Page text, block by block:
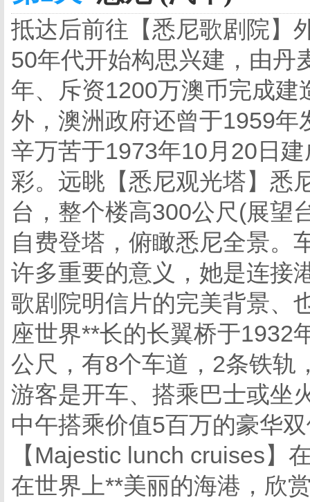
抵达后前往【悉尼歌剧院】
50年代开始构思兴建，由丹
年、斥资1200万澳币完成
外，澳洲政府还曾于1959
辛万苦于1973年10月20日
彩。远眺【悉尼观光塔】悉
台，整个楼高300公尺(展望
自费登塔，俯瞰悉尼全景。
许多重要的意义，她是连接
歌剧院明信片的完美背景、
座世界**长的长翼桥于1932
公尺，有8个车道，2条铁轨
游客是开车、搭乘巴士或坐
中午搭乘价值5百万的豪华
【Majestic lunch cruises】
在世界上**美丽的海港，欣